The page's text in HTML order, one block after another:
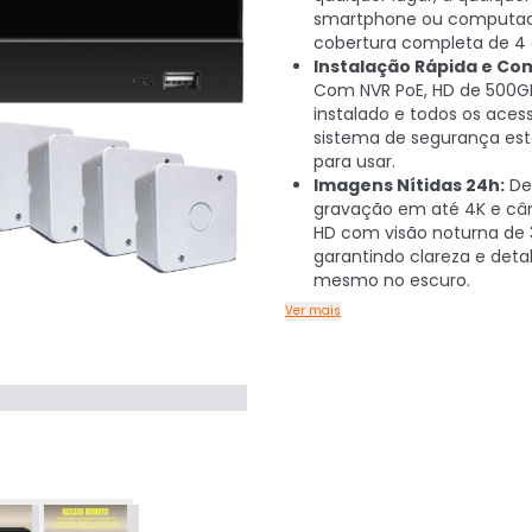
smartphone ou
cobertura completa de 4
Instalação Rápida e
Com NVR PoE, HD de
instalado e todos os
sistema de segurança
para usar.
Imagens Nítidas 24h:
gravação em até 4K e
HD com visão noturna de
garantindo clareza e
mesmo no escuro.
Ver mais